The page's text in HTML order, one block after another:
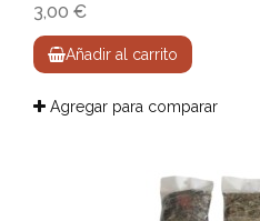
3,00 €
Añadir al carrito
Agregar para comparar